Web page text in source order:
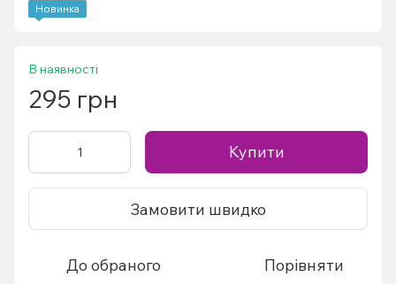
Новинка
В наявності
295 грн
Купити
Замовити швидко
До обраного Порівняти